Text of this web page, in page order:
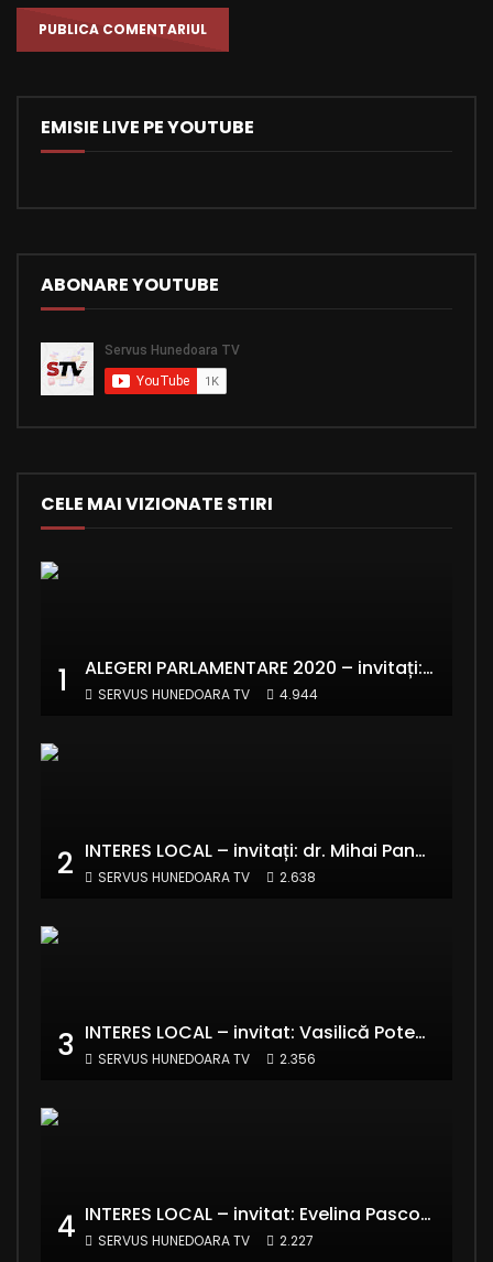
EMISIE LIVE PE YOUTUBE
ABONARE YOUTUBE
CELE MAI VIZIONATE STIRI
1 ALEGERI PARLAMENTARE 2020 – invitați: Ionela Florea și Emanuel Valentin Crișan – RE:Start România
SERVUS HUNEDOARA TV 4.944
2 INTERES LOCAL – invitați: dr. Mihai Panaitescu – Manager Teatrul de Artă Deva și Alexandru Grecu
SERVUS HUNEDOARA TV 2.638
3 INTERES LOCAL – invitat: Vasilică Potecă – Senator PNL Hunedoara
SERVUS HUNEDOARA TV 2.356
4 INTERES LOCAL – invitat: Evelina Pasconi – Vicepreședinte Asociația Casa Divină
SERVUS HUNEDOARA TV 2.227